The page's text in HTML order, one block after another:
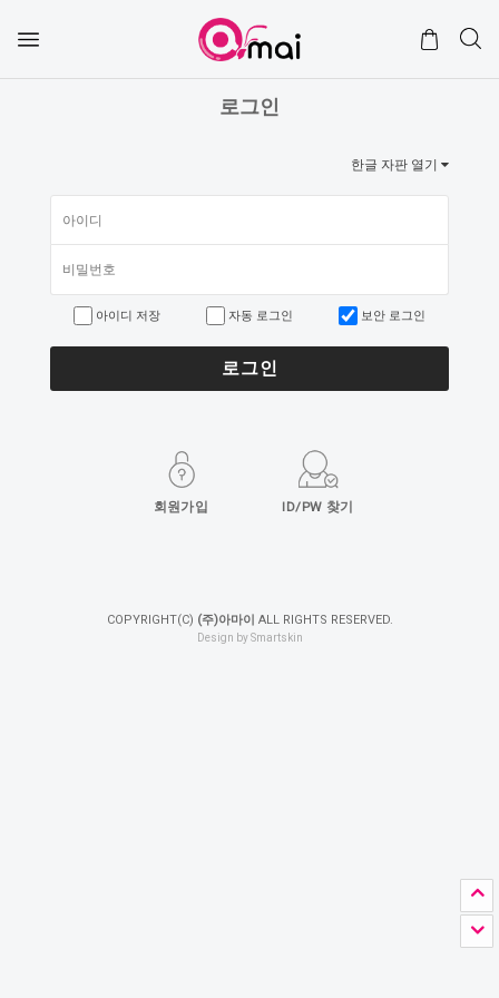
로그인
한글 자판 열기
아이디 저장 자동 로그인 보안 로그인
로그인
회원가입 ID/PW 찾기
COPYRIGHT(C) (주)아마이 ALL RIGHTS RESERVED.